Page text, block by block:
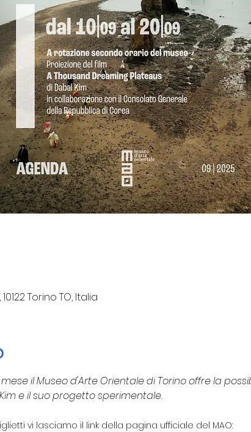
Torino TO, Italia
il Museo d'Arte Orientale di Torino offre la
e il suo progetto sperimentale.
vi lasciamo il link della pagina ufficiale del MAO: